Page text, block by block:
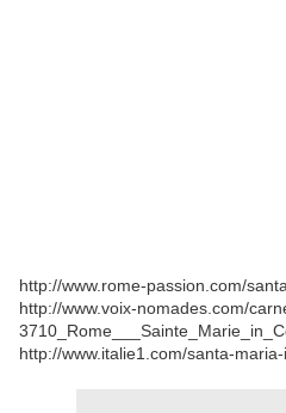
http://www.rome-passion.com/
http://www.voix-nomades.com/
http://www.italie1.com/santa-